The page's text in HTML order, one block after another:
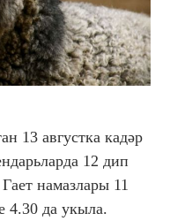
13 августка кадәр
12 дип
намазлары 11
4.30 да укыла.